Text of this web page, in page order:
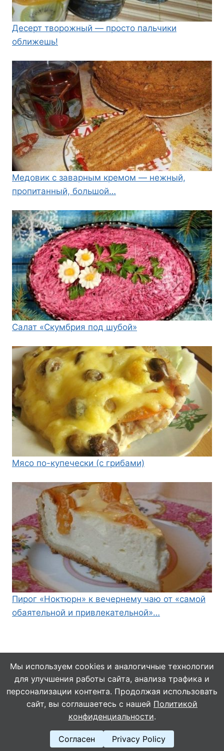
Десерт творожный — просто пальчики
оближешь!
Медовик с заварным кремом — нежный,
пропитанный, большой…
Салат «Скумбрия под шубой»
Мясо по-купечески (с грибами)
Пирог «Ноктюрн» к вечернему чаю от «самой
обаятельной и привлекательной»…
© 2026 Кулинарушка - Вкусные Рецепты
Мы используем cookies и аналогичные технологии
для улучшения работы сайта, анализа трафика и
персонализации контента. Продолжая использовать
сайт, вы соглашаетесь с нашей Политикой
конфиденциальности.
Согласен Privacy Policy